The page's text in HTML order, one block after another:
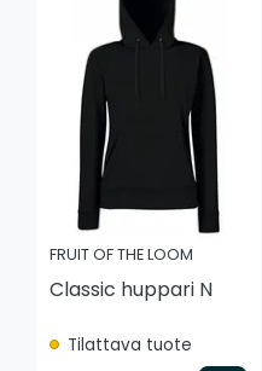
FRUIT OF THE LOOM
Classic huppari N
Tilattava tuote